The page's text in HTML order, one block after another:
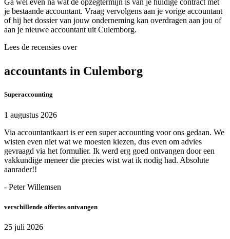
Ga wel even na wat de opzegtermijn is van je huidige contract met
je bestaande accountant. Vraag vervolgens aan je vorige accountant
of hij het dossier van jouw onderneming kan overdragen aan jou of
aan je nieuwe accountant uit Culemborg.
Lees de recensies over
accountants in Culemborg
Superaccounting
1 augustus 2026
Via accountantkaart is er een super accounting voor ons gedaan. We
wisten even niet wat we moesten kiezen, dus even om advies
gevraagd via het formulier. Ik werd erg goed ontvangen door een
vakkundige meneer die precies wist wat ik nodig had. Absolute
aanrader!!
- Peter Willemsen
verschillende offertes ontvangen
25 juli 2026